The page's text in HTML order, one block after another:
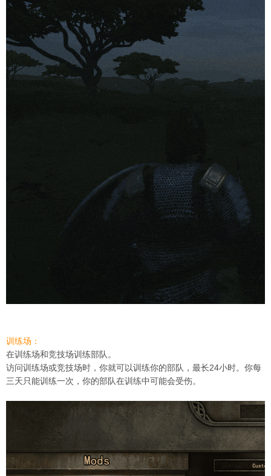
训练场：
在训练场和竞技场训练部队。
访问训练场或竞技场时，你就可以训练你的部队，最长24小时。你每
三天只能训练一次，你的部队在训练中可能会受伤。